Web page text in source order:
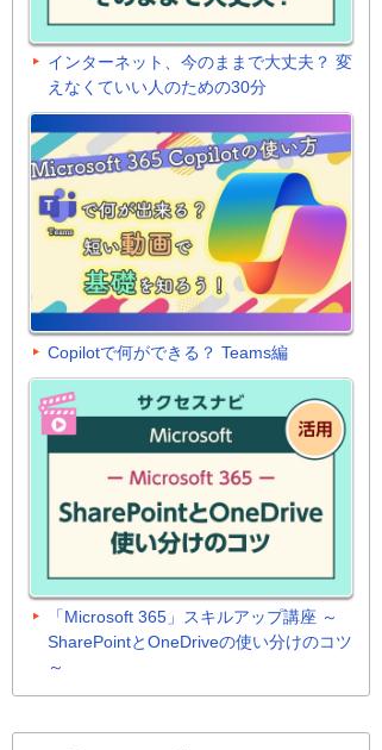
インターネット、今のままで大丈夫？ 変
えなくていい人のための30分
Copilotで何ができる？ Teams編
「Microsoft 365」スキルアップ講座 ～
SharePointとOneDriveの使い分けのコツ
～